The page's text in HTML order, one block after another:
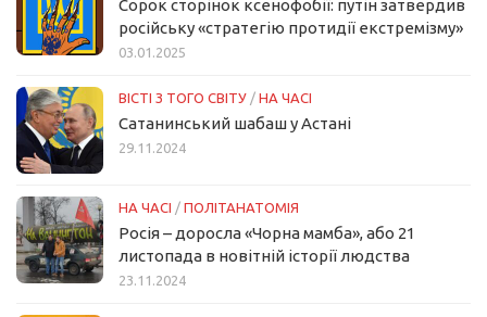
Сорок сторінок ксенофобії: путін затвердив
російську «стратегію протидії екстремізму»
03.01.2025
ВІСТІ З ТОГО СВІТУ / НА ЧАСІ
Сатанинський шабаш у Астані
29.11.2024
НА ЧАСІ / ПОЛІТАНАТОМІЯ
Росія – доросла «Чорна мамба», або 21
листопада в новітній історії людства
23.11.2024